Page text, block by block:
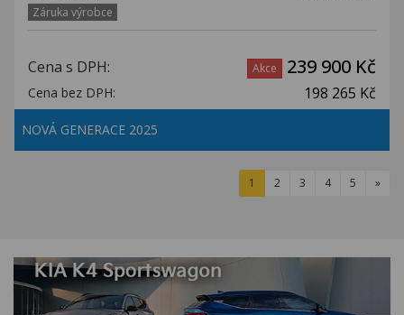
Záruka výrobce
Cena s DPH: Akce 239 900 Kč
Cena bez DPH: 198 265 Kč
NOVÁ GENERACE 2025
1 2 3 4 5 »